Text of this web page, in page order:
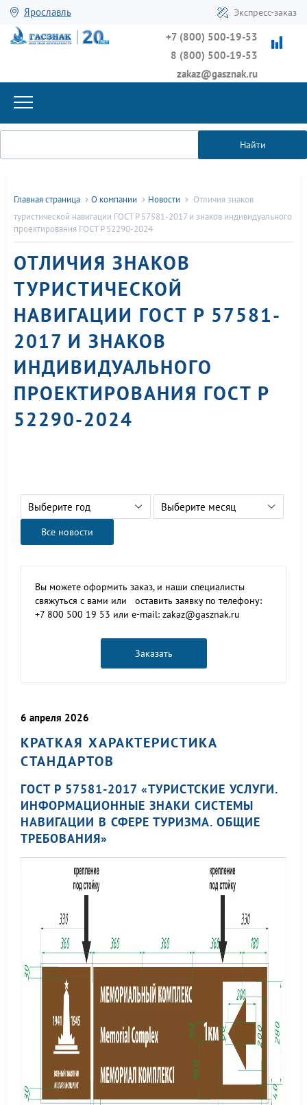
Ярославль Экспресс-заказ
+7 (800) 500-19-53
8 (800) 500-19-53
zakaz@gasznak.ru
Найти
Главная страница О компании Новости
Отличия знаков
туристической навигации ГОСТ Р 57581-2017 и знаков индивидуального
проектирования ГОСТ Р 52290-2024
ОТЛИЧИЯ ЗНАКОВ
ТУРИСТИЧЕСКОЙ
НАВИГАЦИИ ГОСТ Р 57581-
2017 И ЗНАКОВ
ИНДИВИДУАЛЬНОГО
ПРОЕКТИРОВАНИЯ ГОСТ Р
52290-2024
Выберите год Выберите месяц
Все новости
Вы можете оформить заказ, и наши специалисты
свяжуться с вами или оставить заявку по телефону:
+7 800 500 19 53 или e-mail: zakaz@gasznak.ru
Заказать
6 апреля 2026
КРАТКАЯ ХАРАКТЕРИСТИКА
СТАНДАРТОВ
ГОСТ Р 57581-2017 «ТУРИСТСКИЕ УСЛУГИ.
ИНФОРМАЦИОННЫЕ ЗНАКИ СИСТЕМЫ
НАВИГАЦИИ В СФЕРЕ ТУРИЗМА. ОБЩИЕ
ТРЕБОВАНИЯ»